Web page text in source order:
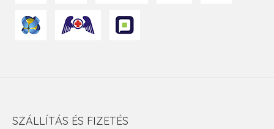
SZÁLLÍTÁS ÉS FIZETÉS